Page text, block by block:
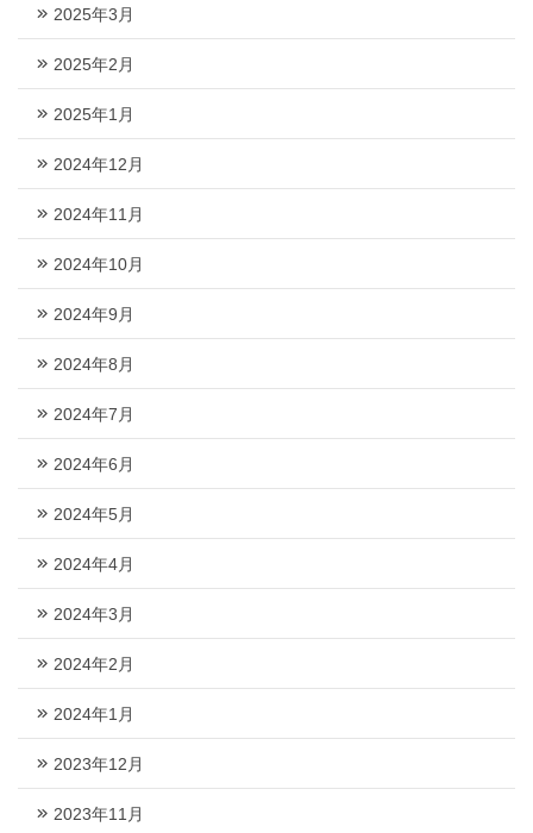
2025年3月
2025年2月
2025年1月
2024年12月
2024年11月
2024年10月
2024年9月
2024年8月
2024年7月
2024年6月
2024年5月
2024年4月
2024年3月
2024年2月
2024年1月
2023年12月
2023年11月